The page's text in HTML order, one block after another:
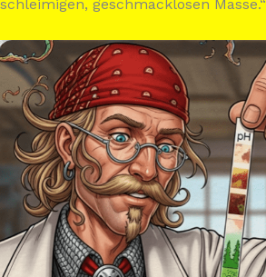
schleimigen, geschmacklosen Masse.“